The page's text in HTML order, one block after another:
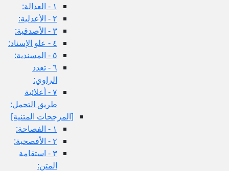
٦ - تعدد
الراوي:
٧ - أعلائية
طريق التحمل:
[المرجحات المتنية]
٣ - استقامة